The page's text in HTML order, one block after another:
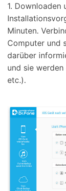
1. Downloaden
Minuten.
Computer und
darüber
und sie werden
etc.).